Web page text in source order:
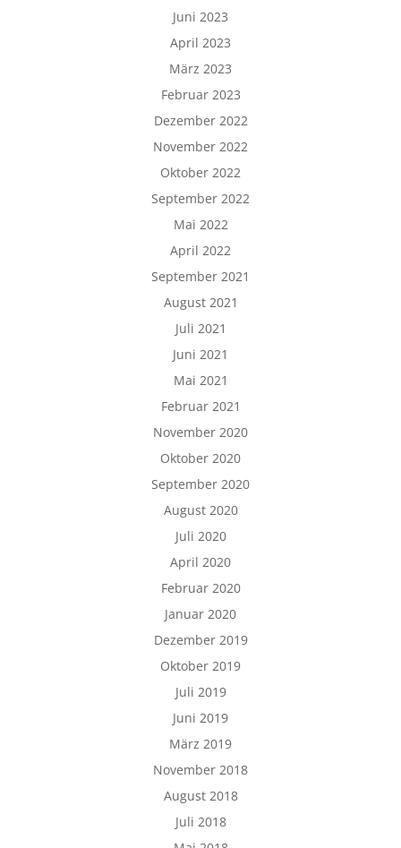
Juni 2023
April 2023
März 2023
Februar 2023
Dezember 2022
November 2022
Oktober 2022
September 2022
Mai 2022
April 2022
September 2021
August 2021
Juli 2021
Juni 2021
Mai 2021
Februar 2021
November 2020
Oktober 2020
September 2020
August 2020
Juli 2020
April 2020
Februar 2020
Januar 2020
Dezember 2019
Oktober 2019
Juli 2019
Juni 2019
März 2019
November 2018
August 2018
Juli 2018